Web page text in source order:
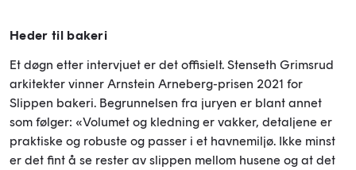
Heder til bakeri
Et døgn etter intervjuet er det offisielt. Stenseth Grimsrud
arkitekter vinner Arnstein Arneberg-prisen 2021 for
Slippen bakeri. Begrunnelsen fra juryen er blant annet
som følger: «Volumet og kledning er vakker, detaljene er
praktiske og robuste og passer i et havnemiljø. Ikke minst
er det fint å se rester av slippen mellom husene og at det